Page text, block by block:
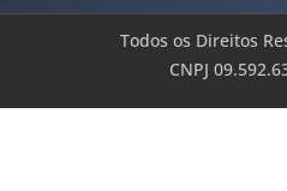
Todos os Direitos
CNPJ